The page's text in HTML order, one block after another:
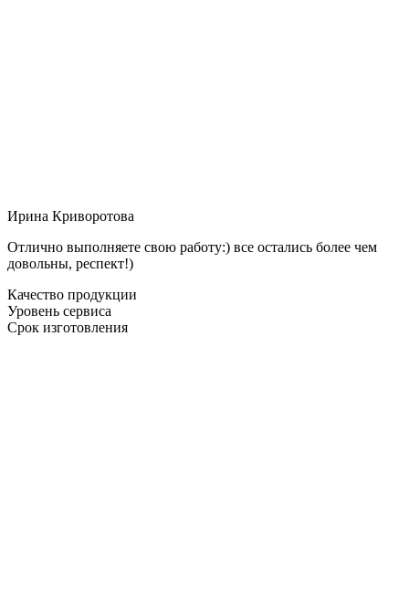
Ирина Криворотова
Отлично выполняете свою работу:) все остались более чем
довольны, респект!)
Качество продукции
Уровень сервиса
Срок изготовления